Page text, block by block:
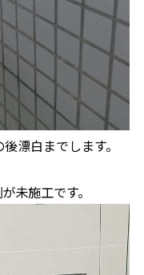
漂白までします。
未施工です。